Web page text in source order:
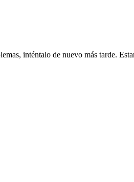
inténtalo de nuevo más tarde.